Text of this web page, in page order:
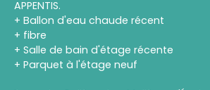
APPENTIS.
+ Ballon d'eau chaude récent
+ fibre
+ Salle de bain d'étage récente
+ Parquet à l'étage neuf